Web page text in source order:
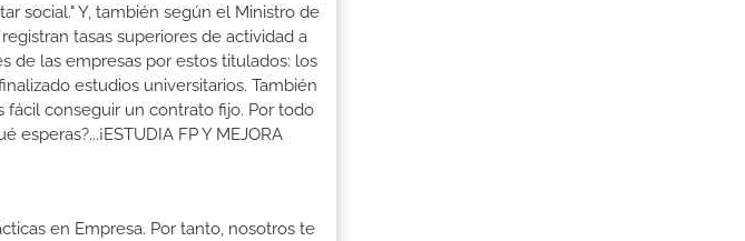
social." Y, también según el Ministro de
tasas superiores de actividad a
de las empresas por estos titulados: los
estudios universitarios. También
conseguir un contrato fijo. Por todo
FP Y MEJORA
en Empresa. Por tanto, nosotros te